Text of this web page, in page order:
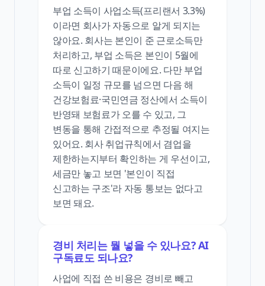
부업 소득이 사업소득(프리랜서 3.3%)
이라면 회사가 자동으로 알게 되지는
않아요. 회사는 본인이 준 근로소득만
처리하고, 부업 소득은 본인이 5월에
따로 신고하기 때문이에요. 다만 부업
소득이 일정 규모를 넘으면 다음 해
건강보험료·국민연금 정산에서 소득이
반영돼 보험료가 오를 수 있고, 그
변동을 통해 간접적으로 추정될 여지는
있어요. 회사 취업규칙에서 겸업을
제한하는지부터 확인하는 게 우선이고,
세금만 놓고 보면 '본인이 직접
신고하는 구조'라 자동 통보는 없다고
보면 돼요.
경비 처리는 뭘 넣을 수 있나요? AI
구독료도 되나요?
사업에 직접 쓴 비용은 경비로 빼고